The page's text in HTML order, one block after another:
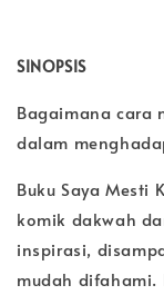
SINOPSIS
Bagaimana cara
dalam
Buku Saya Mesti
komik dakwah
inspirasi,
mudah difahami.